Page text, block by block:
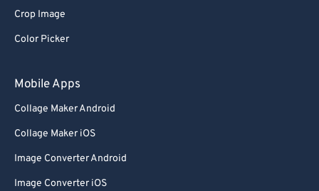
Crop Image
Color Picker
Mobile Apps
Collage Maker Android
Collage Maker iOS
Image Converter Android
Image Converter iOS